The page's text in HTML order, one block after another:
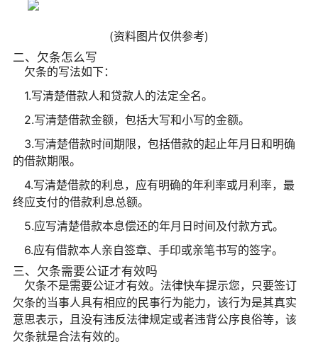
(资料图片仅供参考)
二、欠条怎么写
欠条的写法如下：
1.写清楚借款人和贷款人的法定全名。
2.写清楚借款金额，包括大写和小写的金额。
3.写清楚借款时间期限，包括借款的起止年月日和明确
的借款期限。
4.写清楚借款的利息，应有明确的年利率或月利率，最
终应支付的借款利息总额。
5.应写清楚借款本息偿还的年月日时间及付款方式。
6.应有借款本人亲自签章、手印或亲笔书写的签字。
三、欠条需要公证才有效吗
欠条不是需要公证才有效。法律快车提示您，只要签订
欠条的当事人具有相应的民事行为能力，该行为是其真实
意思表示，且没有违反法律规定或者违背公序良俗等，该
欠条就是合法有效的。